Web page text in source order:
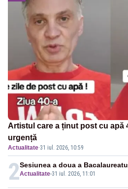
Artistul care a ținut post cu apă
urgență
Actualitate·31 iul. 2026, 10:59
2Actualitate-31 iul. 2026, 11:01
Sesiunea a doua a